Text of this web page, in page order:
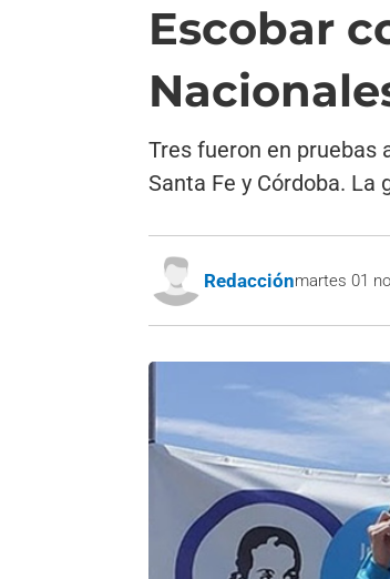
Escobar
Tres fueron en pruebas
Santa Fe y Córdoba.
Redacciónmartes 01